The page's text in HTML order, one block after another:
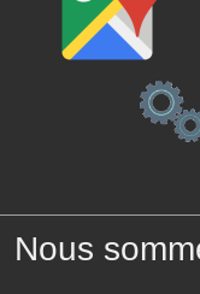
Nous